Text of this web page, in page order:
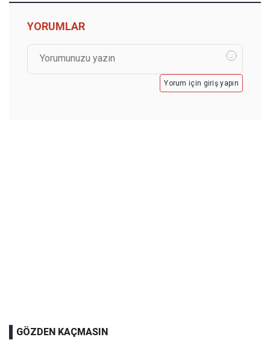
YORUMLAR
Yorum için giriş yapın
GÖZDEN KAÇMASIN